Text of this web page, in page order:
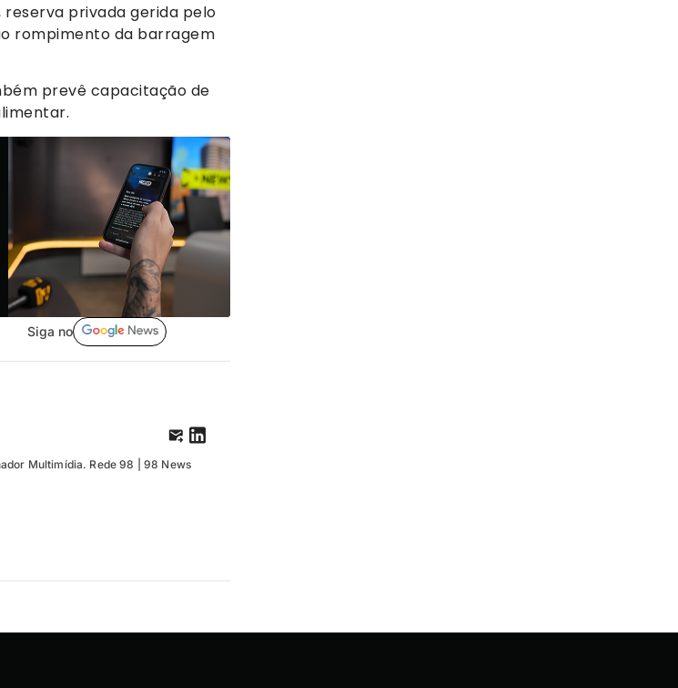
reserva privada gerida pelo
rompimento da barragem
prevê capacitação de
Siga no
Multimídia. Rede 98 | 98 News